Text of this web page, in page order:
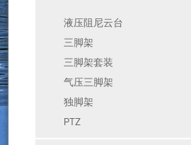
液压阻尼云台
三脚架
三脚架套装
气压三脚架
独脚架
PTZ